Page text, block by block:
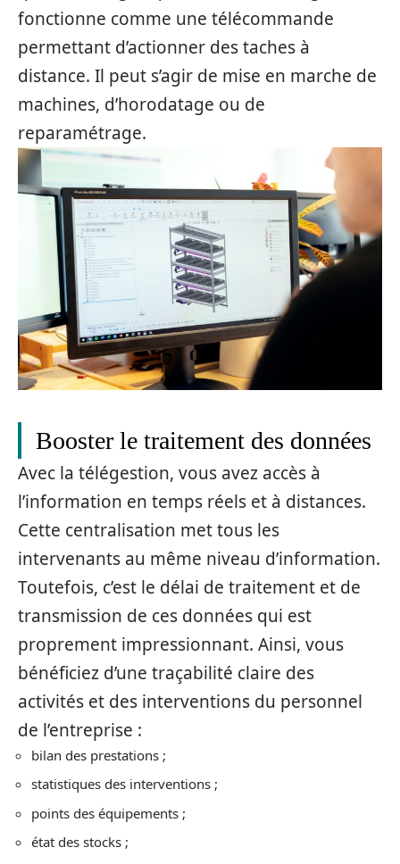
fonctionne comme une télécommande
permettant d’actionner des taches à
distance. Il peut s’agir de mise en marche de
machines, d’horodatage ou de
reparamétrage.
Booster le traitement des données
Avec la télégestion, vous avez accès à
l’information en temps réels et à distances.
Cette centralisation met tous les
intervenants au même niveau d’information.
Toutefois, c’est le délai de traitement et de
transmission de ces données qui est
proprement impressionnant. Ainsi, vous
bénéficiez d’une traçabilité claire des
activités et des interventions du personnel
de l’entreprise :
bilan des prestations ;
statistiques des interventions ;
points des équipements ;
état des stocks ;